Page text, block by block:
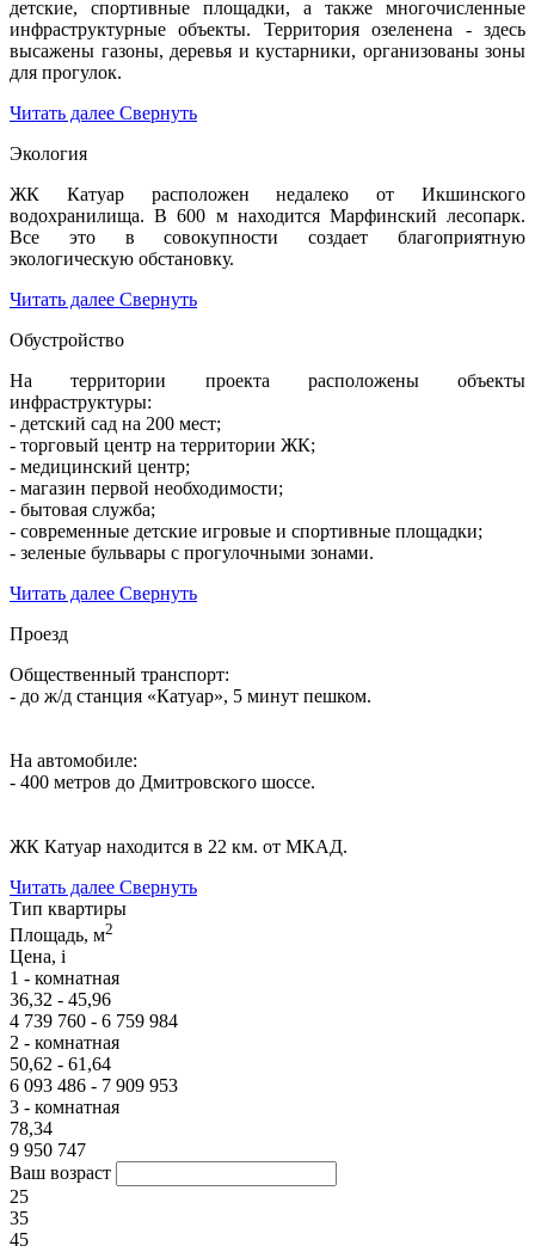
детские, спортивные площадки, а также многочисленные
инфраструктурные объекты. Территория озеленена - здесь
высажены газоны, деревья и кустарники, организованы зоны
для прогулок.
Читать далее Свернуть
Экология
ЖК Катуар расположен недалеко от Икшинского
водохранилища. В 600 м находится Марфинский лесопарк.
Все это в совокупности создает благоприятную
экологическую обстановку.
Читать далее Свернуть
Обустройство
На территории проекта расположены объекты
инфраструктуры:
- детский сад на 200 мест;
- торговый центр на территории ЖК;
- медицинский центр;
- магазин первой необходимости;
- бытовая служба;
- современные детские игровые и спортивные площадки;
- зеленые бульвары с прогулочными зонами.
Читать далее Свернуть
Проезд
Общественный транспорт:
- до ж/д станция «Катуар», 5 минут пешком.
На автомобиле:
- 400 метров до Дмитровского шоссе.
ЖК Катуар находится в 22 км. от МКАД.
Читать далее Свернуть
Тип квартиры
Площадь, м2
Цена, i
1 - комнатная
36,32 - 45,96
4 739 760 - 6 759 984
2 - комнатная
50,62 - 61,64
6 093 486 - 7 909 953
3 - комнатная
78,34
9 950 747
Ваш возраст
25
35
45